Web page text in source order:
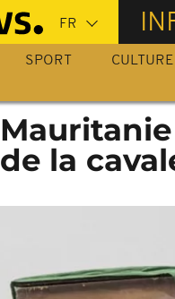
SPORT CULTURE
de la